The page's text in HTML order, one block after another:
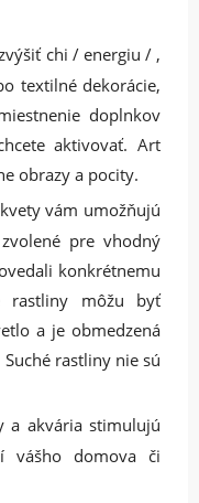
chi / energiu / ,
textilné dekorácie,
doplnkov
aktivovať. Art
obrazy a pocity.
vám umožňujú
pre vhodný
konkrétnemu
rastliny môžu byť
a je obmedzená
rastliny nie sú
a akvária stimulujú
domova či